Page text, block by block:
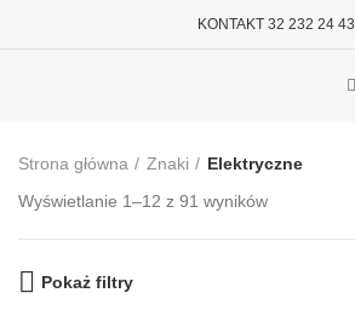
KONTAKT 32 232 24 43
Strona główna Znaki
Elektryczne
Wyświetlanie 1–12 z 91 wyników
Pokaż filtry